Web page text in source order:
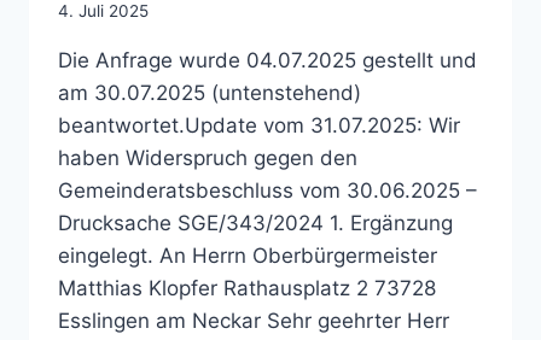
4. Juli 2025
Die Anfrage wurde 04.07.2025 gestellt und
am 30.07.2025 (untenstehend)
beantwortet.Update vom 31.07.2025: Wir
haben Widerspruch gegen den
Gemeinderatsbeschluss vom 30.06.2025 –
Drucksache SGE/343/2024 1. Ergänzung
eingelegt. An Herrn Oberbürgermeister
Matthias Klopfer Rathausplatz 2 73728
Esslingen am Neckar Sehr geehrter Herr